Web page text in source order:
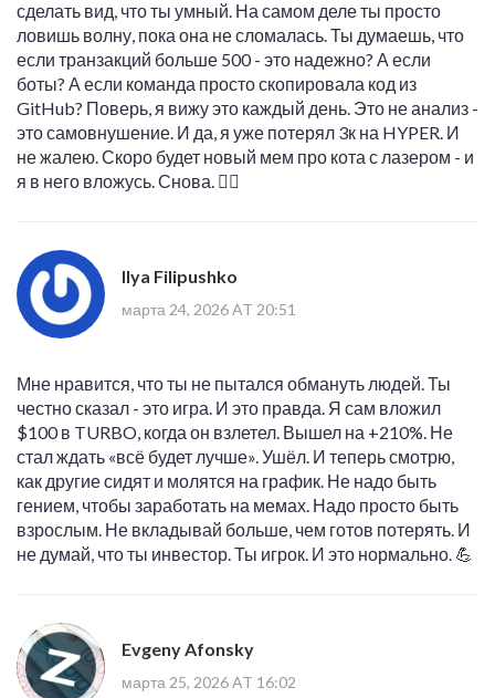
сделать вид, что ты умный. На самом деле ты просто
ловишь волну, пока она не сломалась. Ты думаешь, что
если транзакций больше 500 - это надежно? А если
боты? А если команда просто скопировала код из
GitHub? Поверь, я вижу это каждый день. Это не анализ -
это самовнушение. И да, я уже потерял 3к на HYPER. И
не жалею. Скоро будет новый мем про кота с лазером - и
я в него вложусь. Снова. 🤷‍♂️
Ilya Filipushko
марта 24, 2026 AT 20:51
Мне нравится, что ты не пытался обмануть людей. Ты
честно сказал - это игра. И это правда. Я сам вложил
$100 в TURBO, когда он взлетел. Вышел на +210%. Не
стал ждать «всё будет лучше». Ушёл. И теперь смотрю,
как другие сидят и молятся на график. Не надо быть
гением, чтобы заработать на мемах. Надо просто быть
взрослым. Не вкладывай больше, чем готов потерять. И
не думай, что ты инвестор. Ты игрок. И это нормально. 💪
Evgeny Afonsky
марта 25, 2026 AT 16:02